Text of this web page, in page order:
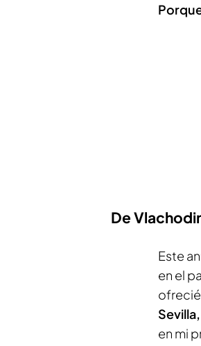
De
Este
en el
Sevilla,
en mi